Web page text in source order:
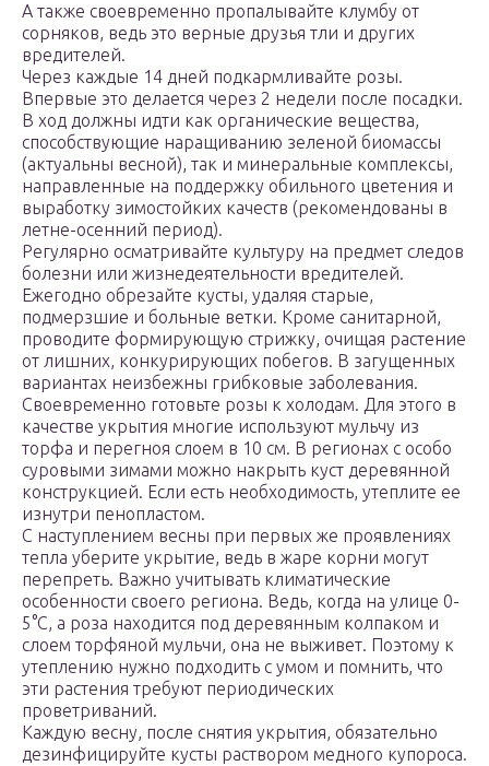
А также своевременно пропалывайте клумбу от
сорняков, ведь это верные друзья тли и других
вредителей.
Через каждые 14 дней подкармливайте розы.
Впервые это делается через 2 недели после посадки.
В ход должны идти как органические вещества,
способствующие наращиванию зеленой биомассы
(актуальны весной), так и минеральные комплексы,
направленные на поддержку обильного цветения и
выработку зимостойких качеств (рекомендованы в
летне-осенний период).
Регулярно осматривайте культуру на предмет следов
болезни или жизнедеятельности вредителей.
Ежегодно обрезайте кусты, удаляя старые,
подмерзшие и больные ветки. Кроме санитарной,
проводите формирующую стрижку, очищая растение
от лишних, конкурирующих побегов. В загущенных
вариантах неизбежны грибковые заболевания.
Своевременно готовьте розы к холодам. Для этого в
качестве укрытия многие используют мульчу из
торфа и перегноя слоем в 10 см. В регионах с особо
суровыми зимами можно накрыть куст деревянной
конструкцией. Если есть необходимость, утеплите ее
изнутри пенопластом.
С наступлением весны при первых же проявлениях
тепла уберите укрытие, ведь в жаре корни могут
перепреть. Важно учитывать климатические
особенности своего региона. Ведь, когда на улице 0-
5°С, а роза находится под деревянным колпаком и
слоем торфяной мульчи, она не выживет. Поэтому к
утеплению нужно подходить с умом и помнить, что
эти растения требуют периодических
проветриваний.
Каждую весну, после снятия укрытия, обязательно
дезинфицируйте кусты раствором медного купороса.